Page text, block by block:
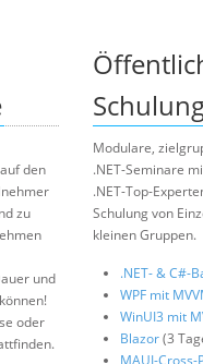
den
zu
und
oder
Modulare,
.NET-Seminare
.NET-Top-
Schulung von
kleinen Gruppen.
.NET- & C#-
WPF mit
WinUI3 mit
Blazor(3
MAUI-